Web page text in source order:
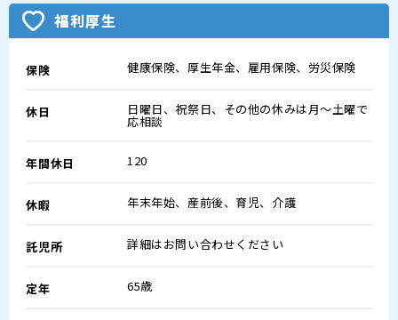
福利厚生
保険 健康保険、厚生年金、雇用保険、労災保険
休日 日曜日、祝祭日、その他の休みは月～土曜で
応相談
年間休日 120
休暇 年末年始、産前後、育児、介護
託児所 詳細はお問い合わせください
定年 65歳